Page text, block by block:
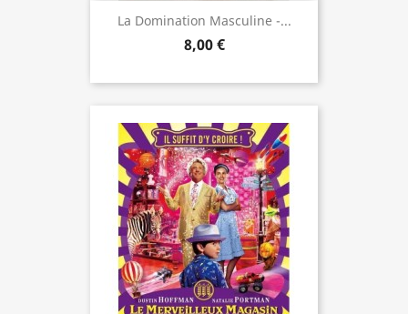
La Domination Masculine -...
8,00 €